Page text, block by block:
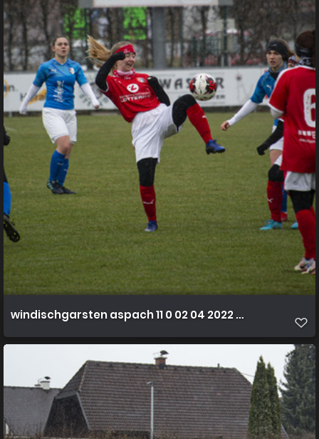
windischgarsten aspach 11 0 02 04 2022 42